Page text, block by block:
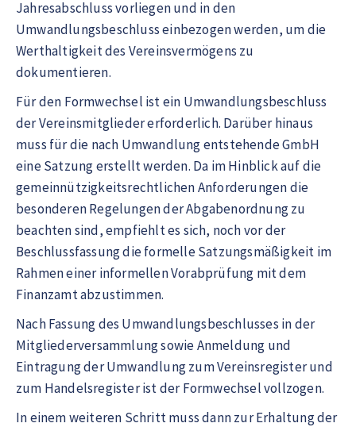
Jahresabschluss vorliegen und in den
Umwandlungsbeschluss einbezogen werden, um die
Werthaltigkeit des Vereinsvermögens zu
dokumentieren.
Für den Formwechsel ist ein Umwandlungsbeschluss
der Vereinsmitglieder erforderlich. Darüber hinaus
muss für die nach Umwandlung entstehende GmbH
eine Satzung erstellt werden. Da im Hinblick auf die
gemeinnützigkeitsrechtlichen Anforderungen die
besonderen Regelungen der Abgabenordnung zu
beachten sind, empfiehlt es sich, noch vor der
Beschlussfassung die formelle Satzungsmäßigkeit im
Rahmen einer informellen Vorabprüfung mit dem
Finanzamt abzustimmen.
Nach Fassung des Umwandlungsbeschlusses in der
Mitgliederversammlung sowie Anmeldung und
Eintragung der Umwandlung zum Vereinsregister und
zum Handelsregister ist der Formwechsel vollzogen.
In einem weiteren Schritt muss dann zur Erhaltung der